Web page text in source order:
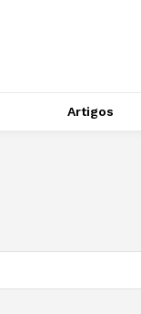
Artigos